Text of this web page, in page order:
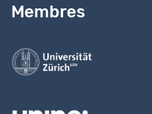
Membres